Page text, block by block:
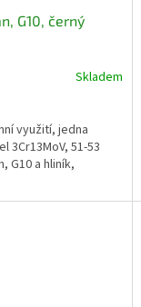
G10, černý
Skladem
využití, jedna
3Cr13MoV, 51-53
G10 a hliník,